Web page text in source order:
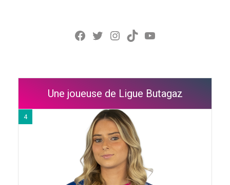
Facebook
Twitter
Instagram
TikTokYouTube
Une joueuse de Ligue Butagaz
4